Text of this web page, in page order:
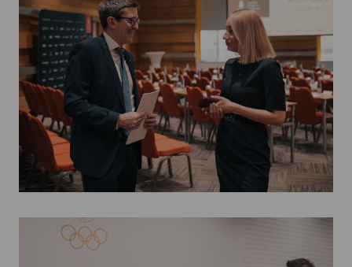
Dakar 2026
Los Angeles 2028
MOB
Kettőskarrier-program